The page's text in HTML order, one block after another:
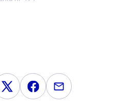
na LinkedIn
Udostępnij na Twitterze
Udostępnij na
Udostępnij